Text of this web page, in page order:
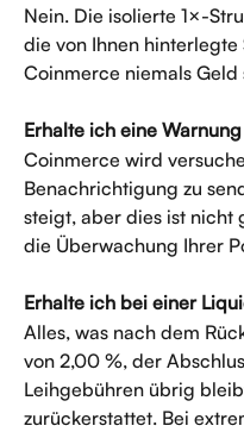
Nein. Die isolierte 1×-
die von Ihnen
Coinmerce niemals Geld
Erhalte ich eine
Coinmerce wird
Benachrichtigung zu
steigt, aber dies ist nicht
die Überwachung Ihrer
Erhalte ich bei einer
Alles, was nach dem
von 2,00 %, der
Leihgebühren übrig
zurückerstattet. Bei